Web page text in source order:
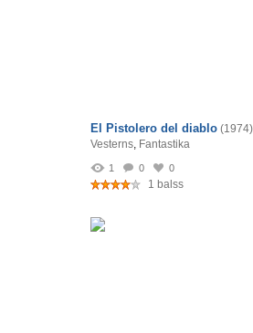
El Pistolero del diablo (1974)
Vesterns, Fantastika
1 0 0
1 balss